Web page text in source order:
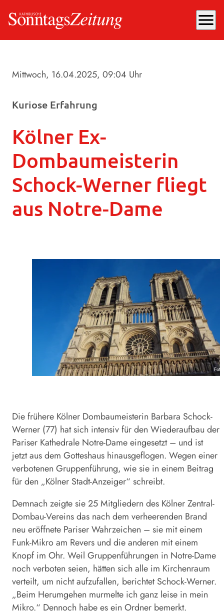
menu
Mittwoch, 16.04.2025, 09:04 Uhr
Kuriose Erfahrung
Kölner Ex-
Dombaumeisterin
Schock-Werner fliegt
aus Notre-Dame
Die frühere Kölner Dombaumeisterin Barbara Schock-
Werner (77) hat sich intensiv für den Wiederaufbau der
Pariser Kathedrale Notre-Dame eingesetzt – und ist
jetzt aus dem Gotteshaus hinausgeflogen. Wegen einer
verbotenen Gruppenführung, wie sie in einem Beitrag
für den „Kölner Stadt-Anzeiger“ schreibt.
Demnach zeigte sie 25 Mitgliedern des Kölner Zentral-
Dombau-Vereins das nach dem verheerenden Brand
neu eröffnete Pariser Wahrzeichen – sie mit einem
Funk-Mikro am Revers und die anderen mit einem
Knopf im Ohr. Weil Gruppenführungen in Notre-Dame
noch verboten seien, hätten sich alle im Kirchenraum
verteilt, um nicht aufzufallen, berichtet Schock-Werner.
„Beim Herumgehen murmelte ich ganz leise in mein
Mikro.“ Dennoch habe es ein Ordner bemerkt.